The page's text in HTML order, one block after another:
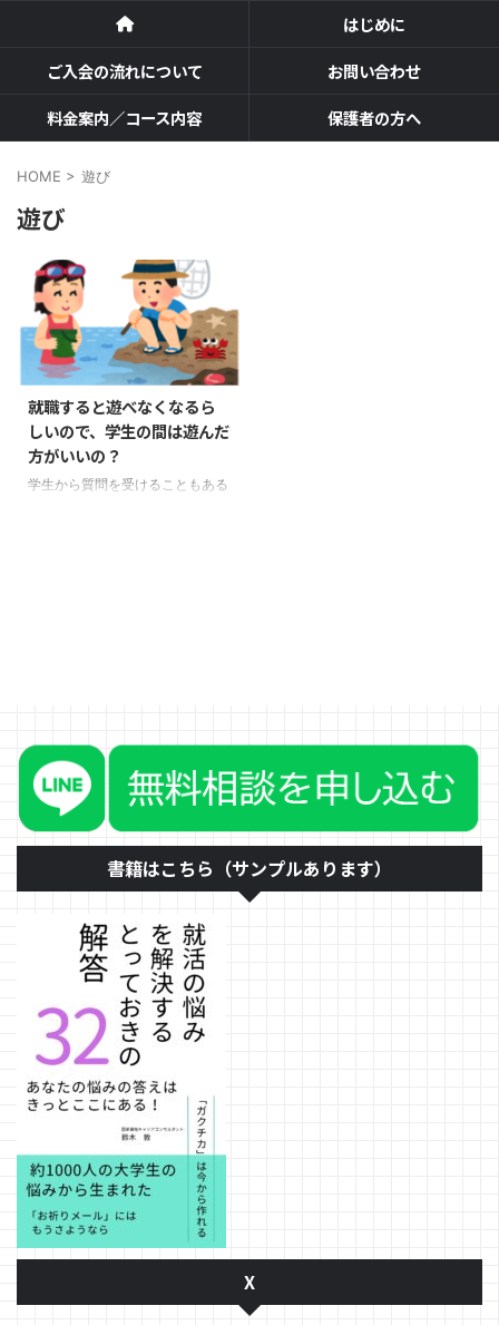
はじめに
ご入会の流れについて
お問い合わせ
料金案内／コース内容
保護者の方へ
HOME > 遊び
遊び
就職すると遊べなくなるら
しいので、学生の間は遊んだ
方がいいの？
学生から質問を受けることもある
て、実は結構、答えはあります。
「遊ぶ」と一言で言っても、何を
するのか、ということが重要にな
ってきます。その本人が何を目指
書籍はこちら（サンプルあります）
X